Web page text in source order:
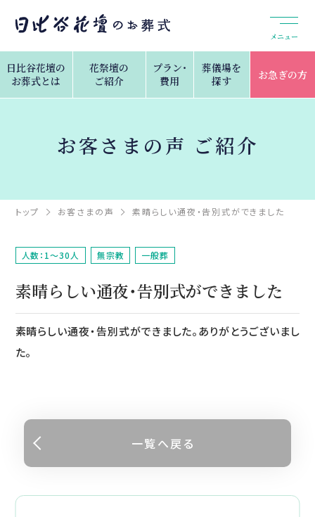
メニュー
日比谷花壇の
お葬式とは
花祭壇の
ご紹介
プラン・
費用
葬儀場を
探す
お急ぎの方
お客さまの声 ご紹介
トップ お客さまの声 素晴らしい通夜・告別式ができました
人数：1～30人 無宗教 一般葬
素晴らしい通夜・告別式ができました
素晴らしい通夜・告別式ができました。ありがとうございまし
た。
一覧へ戻る